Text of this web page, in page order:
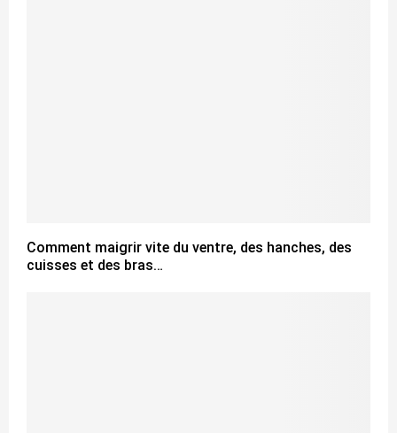
Comment maigrir vite du ventre, des hanches, des
cuisses et des bras…